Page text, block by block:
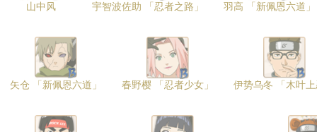
山中风 宇智波佐助 「忍者之路」 羽高 「新佩恩六道」
矢仓 「新佩恩六道」 春野樱 「忍者少女」 伊势乌冬 「木叶